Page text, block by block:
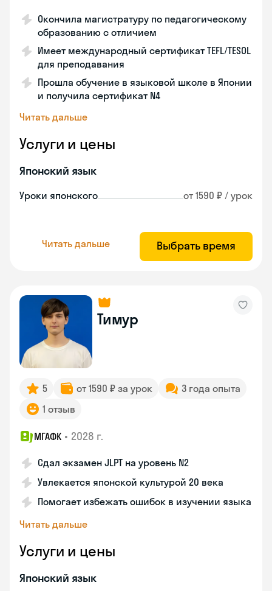
Окончила магистратуру по педагогическому
образованию с отличием
Имеет международный сертификат TEFL/TESOL
для преподавания
Прошла обучение в языковой школе в Японии
и получила сертификат N4
Читать дальше
Услуги и цены
Японский язык
Уроки японского от 1590 ₽ / урок
Читать дальше Выбрать время
Тимур
5 от 1590 ₽ за урок
3 года опыта
1 отзыв
МГАФК • 2028 г.
Сдал экзамен JLPT на уровень N2
Увлекается японской культурой 20 века
Помогает избежать ошибок в изучении языка
Читать дальше
Услуги и цены
Японский язык